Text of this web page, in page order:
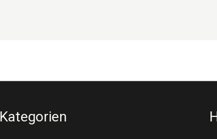
Kategorien